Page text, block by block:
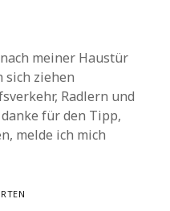
meiner Haustür
sich ziehen
Radlern und
für den Tipp,
melde ich mich